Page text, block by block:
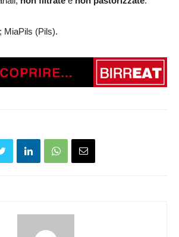
MiaPils (Pils).